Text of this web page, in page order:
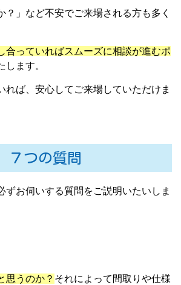
？」など不安でご来場される方も多く
合っていればスムーズに相談が進むポ
します。
れば、安心してご来場していただけま
７つの質問
ずお伺いする質問をご説明いたいしま
思うのか？ それによって間取りや仕様